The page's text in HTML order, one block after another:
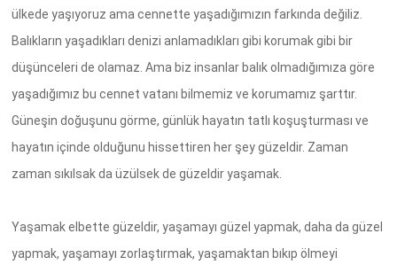
ülkede yaşıyoruz ama cennette yaşadığımızın farkında değiliz.
Balıkların yaşadıkları denizi anlamadıkları gibi korumak gibi bir
düşünceleri de olamaz. Ama biz insanlar balık olmadığımıza göre
yaşadığımız bu cennet vatanı bilmemiz ve korumamız şarttır.
Güneşin doğuşunu görme, günlük hayatın tatlı koşuşturması ve
hayatın içinde olduğunu hissettiren her şey güzeldir. Zaman
zaman sıkılsak da üzülsek de güzeldir yaşamak.
Yaşamak elbette güzeldir, yaşamayı güzel yapmak, daha da güzel
yapmak, yaşamayı zorlaştırmak, yaşamaktan bıkıp ölmeyi